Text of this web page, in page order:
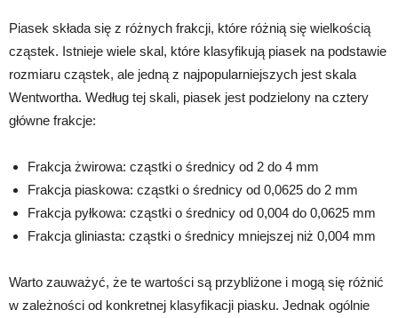
Piasek składa się z różnych frakcji, które różnią się wielkością
cząstek. Istnieje wiele skal, które klasyfikują piasek na podstawie
rozmiaru cząstek, ale jedną z najpopularniejszych jest skala
Wentwortha. Według tej skali, piasek jest podzielony na cztery
główne frakcje:
Frakcja żwirowa: cząstki o średnicy od 2 do 4 mm
Frakcja piaskowa: cząstki o średnicy od 0,0625 do 2 mm
Frakcja pyłkowa: cząstki o średnicy od 0,004 do 0,0625 mm
Frakcja gliniasta: cząstki o średnicy mniejszej niż 0,004 mm
Warto zauważyć, że te wartości są przybliżone i mogą się różnić
w zależności od konkretnej klasyfikacji piasku. Jednak ogólnie